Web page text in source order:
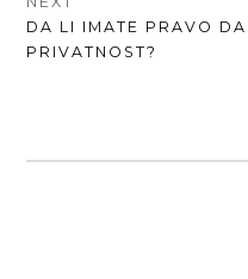
NEXT
POST:
DA LI IMATE PRAVO
PRIVATNOST?